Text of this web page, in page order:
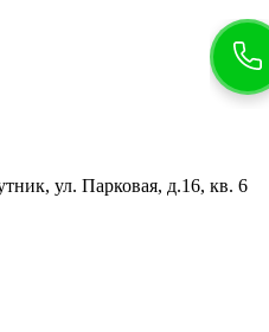
ул. Парковая, д.16, кв. 6